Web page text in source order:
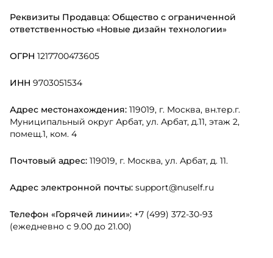
Реквизиты Продавца: Общество с ограниченной
ответственностью «Новые дизайн технологии»
ОГРН 1217700473605
ИНН 9703051534
Адрес местонахождения: 119019, г. Москва, вн.тер.г.
Муниципальный округ Арбат, ул. Арбат, д.11, этаж 2,
помещ.1, ком. 4
Почтовый адрес: 119019, г. Москва, ул. Арбат, д. 11.
Адрес электронной почты: support@nuself.ru
Телефон «Горячей линии»: +7 (499) 372-30-93
(ежедневно с 9.00 до 21.00)